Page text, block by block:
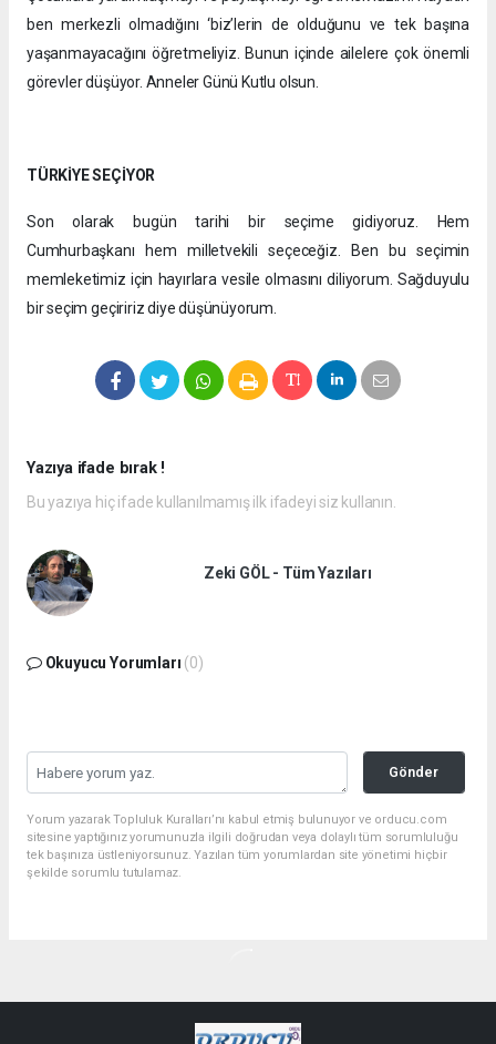
ben merkezli olmadığını ‘biz’lerin de olduğunu ve tek başına
yaşanmayacağını öğretmeliyiz. Bunun içinde ailelere çok önemli
görevler düşüyor. Anneler Günü Kutlu olsun.
TÜRKİYE SEÇİYOR
Son olarak bugün tarihi bir seçime gidiyoruz. Hem
Cumhurbaşkanı hem milletvekili seçeceğiz. Ben bu seçimin
memleketimiz için hayırlara vesile olmasını diliyorum. Sağduyulu
bir seçim geçiririz diye düşünüyorum.
Yazıya ifade bırak !
Bu yazıya hiç ifade kullanılmamış ilk ifadeyi siz kullanın.
Zeki GÖL - Tüm Yazıları
Okuyucu Yorumları (0)
Gönder
Yorum yazarak Topluluk Kuralları’nı kabul etmiş bulunuyor ve orducu.com
sitesine yaptığınız yorumunuzla ilgili doğrudan veya dolaylı tüm sorumluluğu
tek başınıza üstleniyorsunuz. Yazılan tüm yorumlardan site yönetimi hiçbir
şekilde sorumlu tutulamaz.